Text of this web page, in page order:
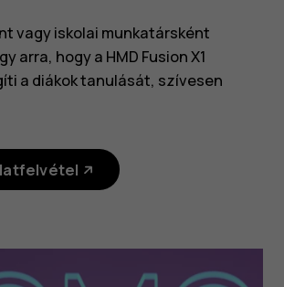
vagy iskolai munkatársként
arra, hogy a HMD Fusion X1
a diákok tanulását, szívesen